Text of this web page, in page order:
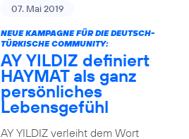
07. Mai 2019
NEUE KAMPAGNE FÜR DIE DEUTSCH-
TÜRKISCHE COMMUNITY:
AY YILDIZ definiert
HAYMAT als ganz
persönliches
Lebensgefühl
AY YILDIZ verleiht dem Wort